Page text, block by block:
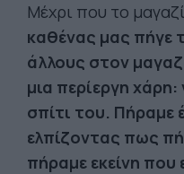
Μέχρι που το
καθένας μας πήγε
άλλους στον
μια περίεργη χάρη:
σπίτι του. Πήραμε
ελπίζοντας πως
πήραμε εκείνη που